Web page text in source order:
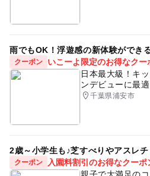
雨でもOK！浮遊感の新体験ができ
クーポン
いこーよ限定のお得なクー
日本最大級！キ
ンデビューに最適
千葉県浦安市
2歳～小学生も♪芝すべりやアスレ
クーポン
入園料割引のお得なクーポ
親子で大満足の